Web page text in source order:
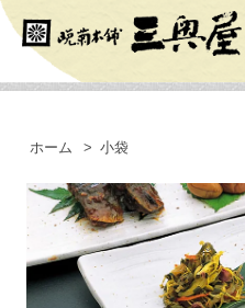
ホーム > 小袋